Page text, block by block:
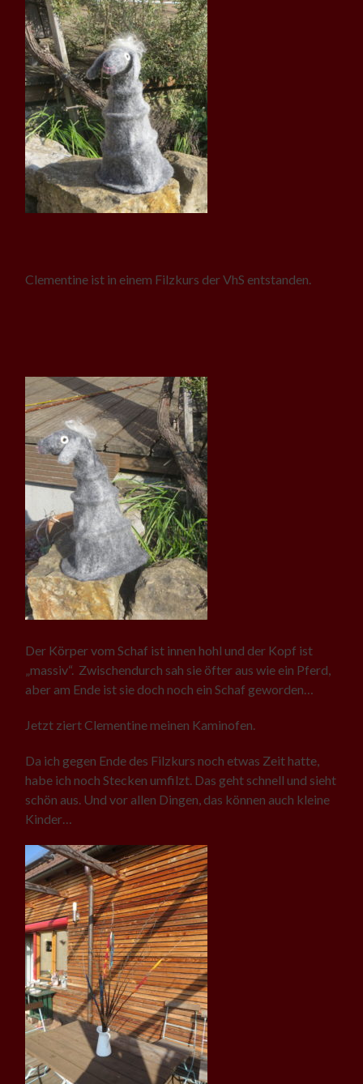
Clementine ist in einem Filzkurs der VhS entstanden.
Der Körper vom Schaf ist innen hohl und der Kopf ist
„massiv“. Zwischendurch sah sie öfter aus wie ein Pferd,
aber am Ende ist sie doch noch ein Schaf geworden…
Jetzt ziert Clementine meinen Kaminofen.
Da ich gegen Ende des Filzkurs noch etwas Zeit hatte,
habe ich noch Stecken umfilzt. Das geht schnell und sieht
schön aus. Und vor allen Dingen, das können auch kleine
Kinder…